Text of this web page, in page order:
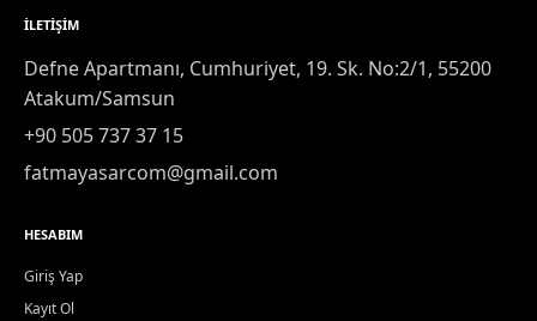
İLETIŞIM
Defne Apartmanı, Cumhuriyet, 19. Sk. No:2/1, 55200
Atakum/Samsun
+90 505 737 37 15
fatmayasarcom@gmail.com
HESABIM
Giriş Yap
Kayıt Ol